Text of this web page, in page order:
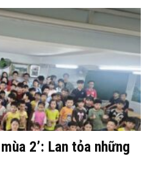
2’: Lan tỏa những